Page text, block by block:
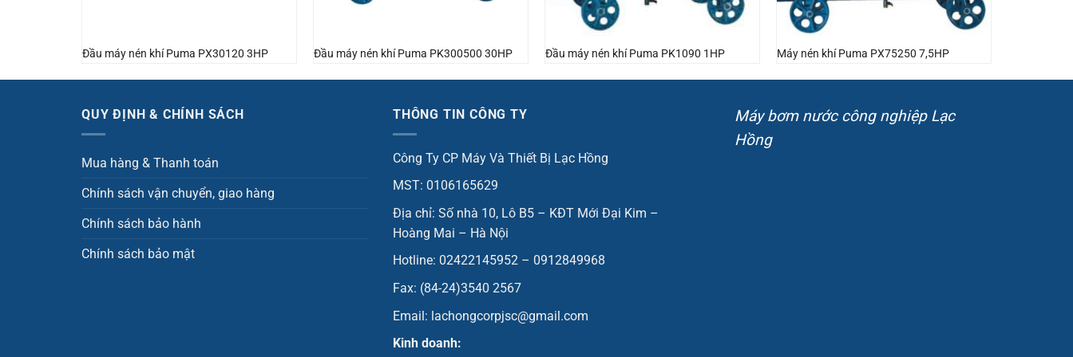
Đầu máy nén khí Puma PX30120 3HP Đầu máy nén khí Puma PK300500 30HP Đầu máy nén khí Puma PK1090 1HP Máy nén khí Puma PX75250 7,5HP
QUY ĐỊNH & CHÍNH SÁCH
Mua hàng & Thanh toán
Chính sách vận chuyển, giao hàng
Chính sách bảo hành
Chính sách bảo mật
THÔNG TIN CÔNG TY
Công Ty CP Máy Và Thiết Bị Lạc Hồng
MST: 0106165629
Địa chỉ: Số nhà 10, Lô B5 – KĐT Mới Đại Kim –
Hoàng Mai – Hà Nội
Hotline: 02422145952 – 0912849968
Fax: (84-24)3540 2567
Email: lachongcorpjsc@gmail.com
Kinh doanh:
Máy bơm nước công nghiệp Lạc
Hồng